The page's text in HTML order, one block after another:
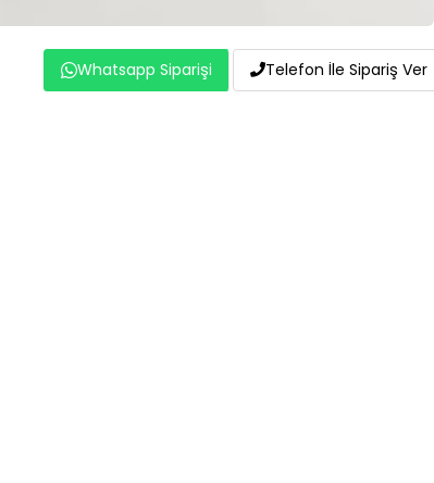
Whatsapp Siparişi Telefon İle Sipariş Ver